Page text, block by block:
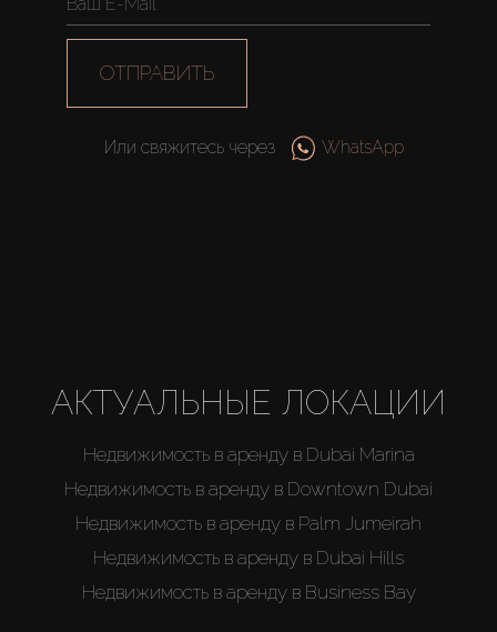
ОТПРАВИТЬ
Или свяжитесь через WhatsApp
АКТУАЛЬНЫЕ ЛОКАЦИИ
Недвижимость в аренду в Dubai Marina
Недвижимость в аренду в Downtown Dubai
Недвижимость в аренду в Palm Jumeirah
Недвижимость в аренду в Dubai Hills
Недвижимость в аренду в Business Bay